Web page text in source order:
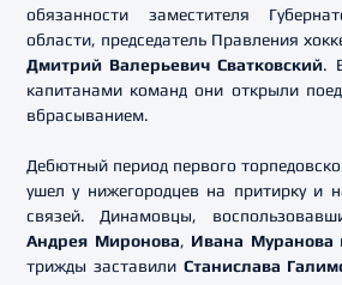
обязанности заместителя
области, председатель Правления
Дмитрий Валерьевич Сватковский.
капитанами команд они открыли
вбрасыванием.
Дебютный период первого
ушел у нижегородцев на притирку и
связей. Динамовцы,
Андрея Миронова, Ивана Муранова
трижды заставили Станислава